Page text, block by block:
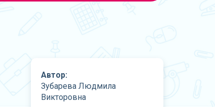
Автор:
Зубарева Людмила
Викторовна